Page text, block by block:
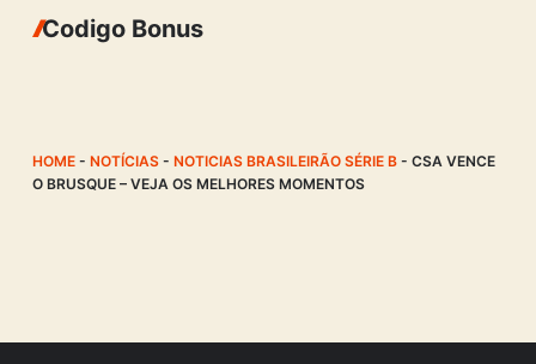
Codigo Bonus
HOME- NOTÍCIAS- NOTICIAS BRASILEIRÃO SÉRIE B- CSA VENCE
O BRUSQUE – VEJA OS MELHORES MOMENTOS